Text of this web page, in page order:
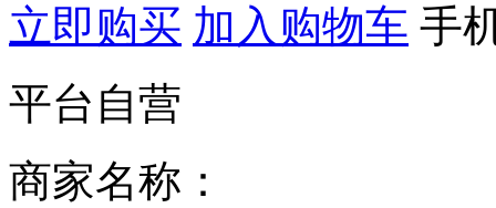
立即购买 加入购物车 手
平台自营
商家名称：